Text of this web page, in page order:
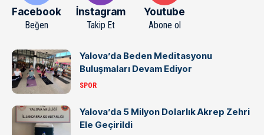
Facebook
Beğen
İnstagram
Takip Et
Youtube
Abone ol
Yalova’da Beden Meditasyonu
Buluşmaları Devam Ediyor
SPOR
Yalova’da 5 Milyon Dolarlık Akrep Zehri
Ele Geçirildi